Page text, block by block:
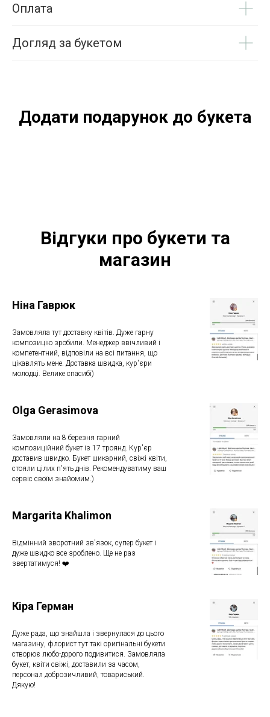
Оплата
Догляд за букетом
Додати подарунок до букета
Відгуки про букети та
магазин
Ніна Гаврюк
Замовляла тут доставку квітів. Дуже гарну
композицію зробили. Менеджер ввічливий і
компетентний, відповіли на всі питання, що
цікавлять мене. Доставка швидка, кур'єри
молодці. Велике спасибі)
Olga Gerasimova
Замовляли на 8 березня гарний
композиційний букет із 17 троянд. Кур'єр
доставив швидко. Букет шикарний, свіжі квіти,
стояли цілих п'ять днів. Рекомендуватиму ваш
сервіс своїм знайомим.)
Margarita Khalimon
Відмінний зворотний зв'язок, супер букет і
дуже швидко все зроблено. Ще не раз
звертатимуся! ❤️
Кіра Герман
Дуже рада, що знайшла і звернулася до цього
магазину, флорист тут такі оригінальні букети
створює любо-дорого подивитися. Замовляла
букет, квіти свіжі, доставили за часом,
персонал доброзичливий, товариський.
Дякую!